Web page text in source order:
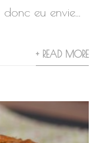
eu envie...
+ READ MORE